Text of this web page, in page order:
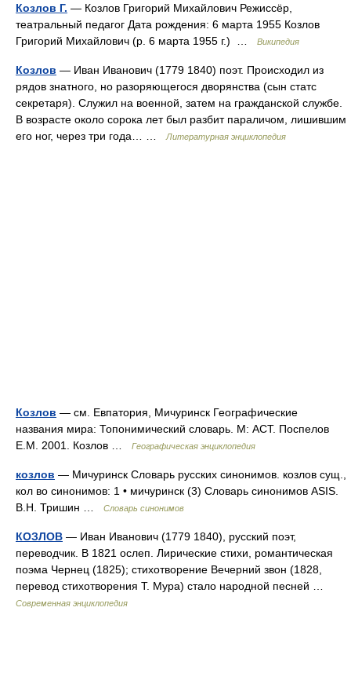
Козлов Г. — Козлов Григорий Михайлович Режиссёр,
театральный педагог Дата рождения: 6 марта 1955 Козлов
Григорий Михайлович (р. 6 марта 1955 г.) …
Википедия
Козлов — Иван Иванович (1779 1840) поэт. Происходил из
рядов знатного, но разоряющегося дворянства (сын статс
секретаря). Служил на военной, затем на гражданской службе.
В возрасте около сорока лет был разбит параличом, лишившим
его ног, через три года… …
Литературная энциклопедия
Козлов — см. Евпатория, Мичуринск Географические
названия мира: Топонимический словарь. М: АСТ. Поспелов
Е.М. 2001. Козлов …
Географическая энциклопедия
козлов — Мичуринск Словарь русских синонимов. козлов сущ.,
кол во синонимов: 1 • мичуринск (3) Словарь синонимов ASIS.
В.Н. Тришин …
Словарь синонимов
КОЗЛОВ — Иван Иванович (1779 1840), русский поэт,
переводчик. В 1821 ослеп. Лирические стихи, романтическая
поэма Чернец (1825); стихотворение Вечерний звон (1828,
перевод стихотворения Т. Мура) стало народной песней …
Современная энциклопедия